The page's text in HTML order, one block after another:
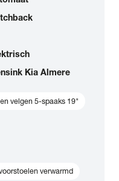
Kia Almere
velgen 5-spaaks 19"
verwarmd